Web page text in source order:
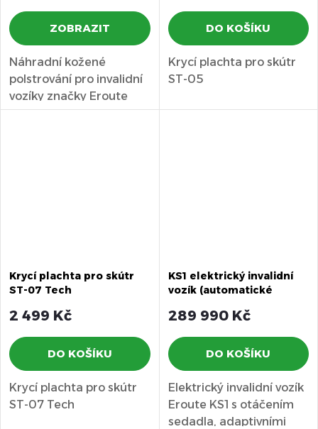
ZOBRAZIT
Náhradní kožené
polstrování pro invalidní
vozíky značky Eroute
řadu 8000.
DO KOŠÍKU
Krycí plachta pro skútr
ST-05
Krycí plachta pro skútr
ST-07 Tech
2 499 Kč
DO KOŠÍKU
Krycí plachta pro skútr
ST-07 Tech
KS1 elektrický invalidní
vozík (automatické
289 990 Kč
DO KOŠÍKU
Elektrický invalidní vozík
Eroute KS1 s otáčením
sedadla, adaptivními